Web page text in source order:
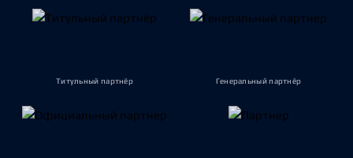
Титульный партнёр Генеральный партнёр